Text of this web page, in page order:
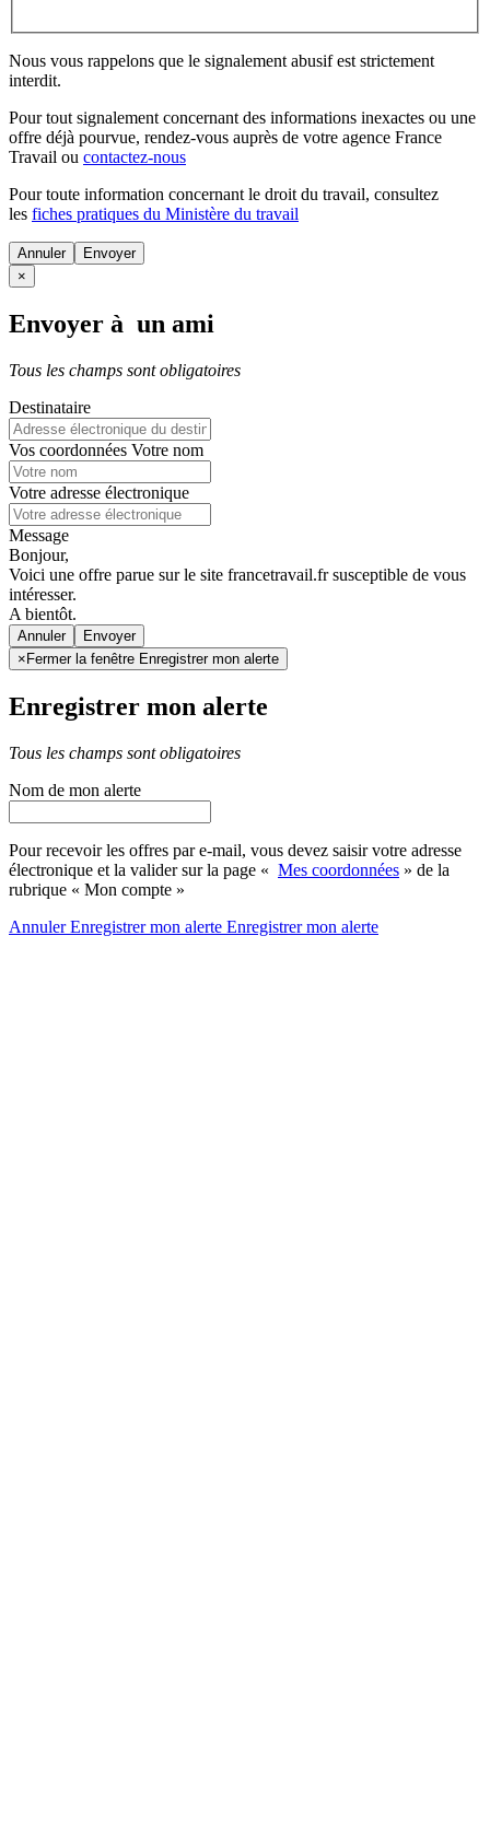
Nous vous rappelons que le signalement abusif est strictement
interdit.
Pour tout signalement concernant des informations inexactes ou une
offre déjà pourvue, rendez-vous auprès de votre agence France
Travail ou contactez-nous
Pour toute information concernant le droit du travail, consultez
les fiches pratiques du Ministère du travail
Annuler
×
Envoyer à un ami
Tous les champs sont obligatoires
Destinataire
Vos coordonnées Votre nom
Votre adresse électronique
Message
Bonjour,
Voici une offre parue sur le site francetravail.fr susceptible de vous
intéresser.
A bientôt.
Annuler
× Fermer la fenêtre Enregistrer mon alerte
Enregistrer mon alerte
Tous les champs sont obligatoires
Nom de mon alerte
Pour recevoir les offres par e-mail, vous devez saisir votre adresse
électronique et la valider sur la page « Mes coordonnées » de la
rubrique « Mon compte »
AnnulerEnregistrer mon alerte Enregistrermon alerte